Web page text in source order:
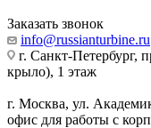
Заказать звонок
info@russianturbine.ru
г. Санкт-Петербург,
крыло), 1 этаж
г. Москва, ул.
офис для работы с